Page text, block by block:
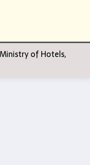
of Hotels,